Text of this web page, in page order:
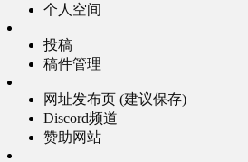
个人空间
投稿
稿件管理
网址发布页 (建议保存)
Discord频道
赞助网站